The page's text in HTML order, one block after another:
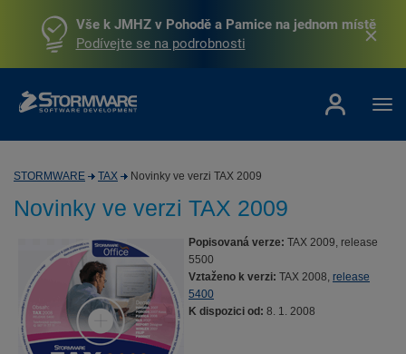
Vše k JMHZ v Pohodě a Pamice na jednom místě
Podívejte se na podrobnosti
STORMWARE TAX Novinky ve verzi TAX 2009
Novinky ve verzi TAX 2009
Popisovaná verze: TAX 2009, release
5500
Vztaženo k verzi: TAX 2008, release
5400
K dispozici od: 8. 1. 2008